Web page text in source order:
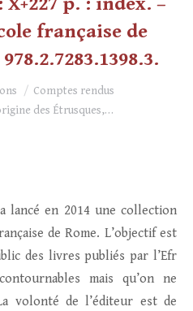
française de
Comptes rendus
des Étrusques,…
lancé en 2014 une collection
de Rome. L’objectif est
des livres publiés par l’Efr
mais qu’on ne
volonté de l’éditeur est de